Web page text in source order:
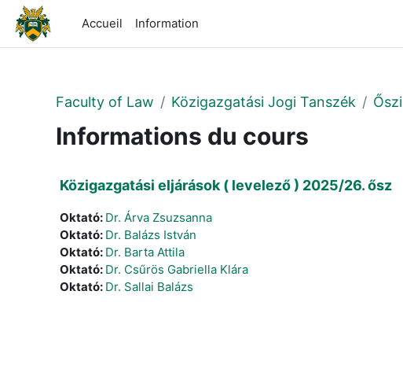
Passer au contenu principal
Accueil
Information
Faculty of Law Közigazgatási Jogi Tanszék Őszi
Informations du cours
Közigazgatási eljárások ( levelező ) 2025/26. ősz
Oktató: Dr. Árva Zsuzsanna
Oktató: Dr. Balázs István
Oktató: Dr. Barta Attila
Oktató: Dr. Csűrös Gabriella Klára
Oktató: Dr. Sallai Balázs